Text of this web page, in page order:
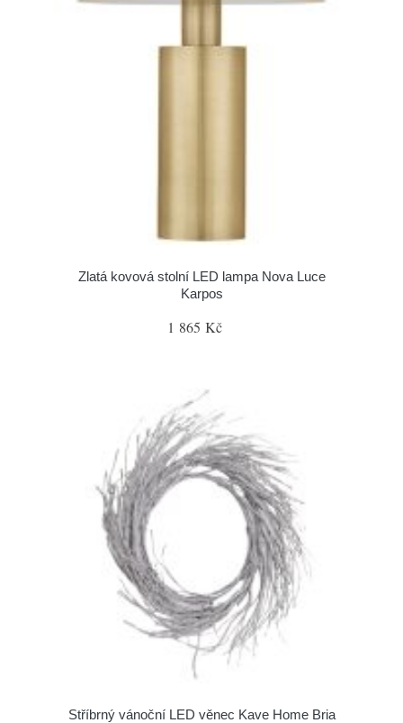
Zlatá kovová stolní LED lampa Nova Luce
Karpos
1 865 Kč
Stříbrný vánoční LED věnec Kave Home Bria